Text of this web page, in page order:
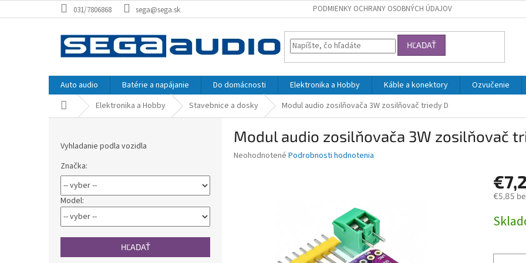
na
031/7806868 sega@sega.sk PODMIENKY OCHRANY OSOBNÝCH ÚDAJOV
HĽADAŤ
Auto audio Batérie a napájanie Do domácnosti Elektronika a Hobby Káble a konektory Ozvučenie
DomovElektronika a Hobby Stavebnice a dosky Modul audio zosilňovača 3W zosilňovač triedy D
Vyhladanie podla vozidla
Značka:
Model:
HĽADAŤ
Modul audio zosilňovača 3W zosilňovač
Priemerné
Neohodnotené Podrobnosti hodnotenia
€5,85
cena: